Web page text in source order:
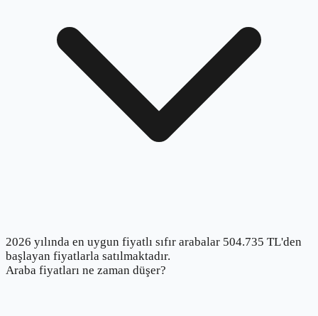
2026 yılında en uygun fiyatlı sıfır arabalar 504.735 TL'den
başlayan fiyatlarla satılmaktadır.
Araba fiyatları ne zaman düşer?